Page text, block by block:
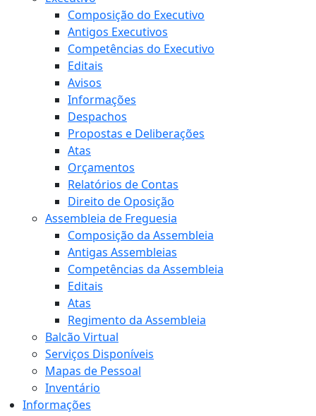
Composição do Executivo
Antigos Executivos
Competências do Executivo
Editais
Avisos
Informações
Despachos
Propostas e Deliberações
Atas
Orçamentos
Relatórios de Contas
Direito de Oposição
Assembleia de Freguesia
Composição da Assembleia
Antigas Assembleias
Competências da Assembleia
Editais
Atas
Regimento da Assembleia
Balcão Virtual
Serviços Disponíveis
Mapas de Pessoal
Inventário
Informações